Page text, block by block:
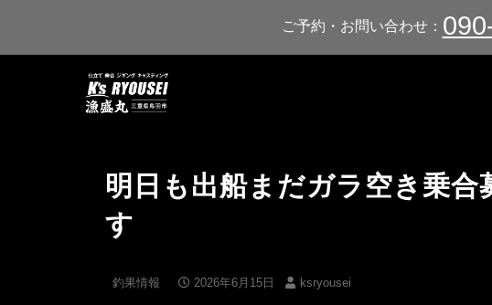
ご予約・お問い合わせ：
明日も出船まだガラ空き乗
す
釣果情報 2026年6月15日 ksryousei